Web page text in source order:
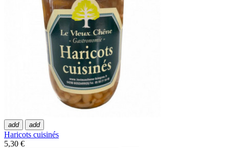
add add
Haricots cuisinés
5,30 €